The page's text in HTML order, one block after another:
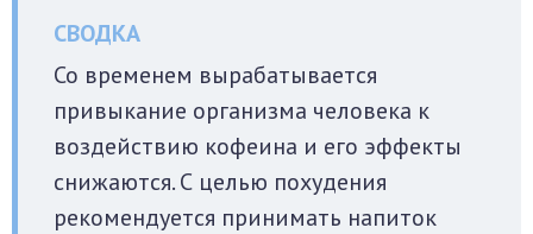
Со временем вырабатывается
привыкание организма человека к
воздействию кофеина и его эффекты
снижаются. С целью похудения
рекомендуется принимать напиток